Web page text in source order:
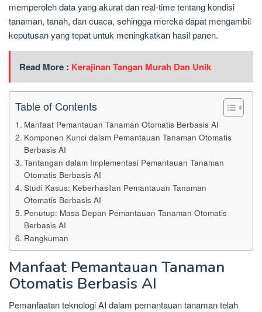
memperoleh data yang akurat dan real-time tentang kondisi
tanaman, tanah, dan cuaca, sehingga mereka dapat mengambil
keputusan yang tepat untuk meningkatkan hasil panen.
Read More : Kerajinan Tangan Murah Dan Unik
Table of Contents
Manfaat Pemantauan Tanaman Otomatis Berbasis AI
Komponen Kunci dalam Pemantauan Tanaman Otomatis
Berbasis AI
Tantangan dalam Implementasi Pemantauan Tanaman
Otomatis Berbasis AI
Studi Kasus: Keberhasilan Pemantauan Tanaman
Otomatis Berbasis AI
Penutup: Masa Depan Pemantauan Tanaman Otomatis
Berbasis AI
Rangkuman
Manfaat Pemantauan Tanaman
Otomatis Berbasis AI
Pemanfaatan teknologi AI dalam pemantauan tanaman telah